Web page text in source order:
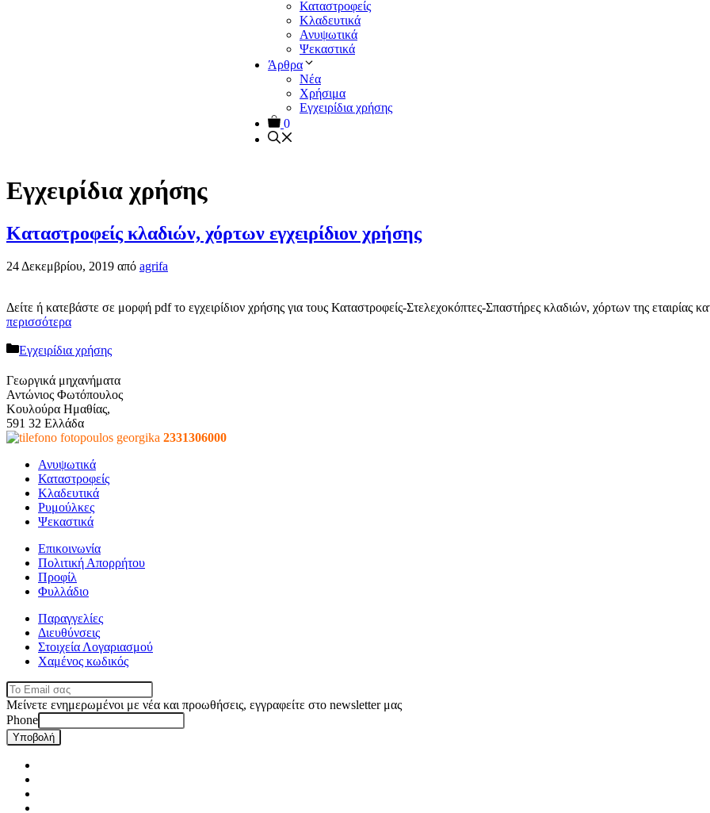
Καταστροφείς
Κλαδευτικά
Ανυψωτικά
Ψεκαστικά
Άρθρα
Νέα
Χρήσιμα
Εγχειρίδια χρήσης
0
Εγχειρίδια χρήσης
Καταστροφείς κλαδιών, χόρτων εγχειρίδιον χρήσης
24 Δεκεμβρίου, 2019 από agrifa
Δείτε ή κατεβάστε σε μορφή pdf το εγχειρίδιον χρήσης για τους Καταστροφείς-Στελεχοκόπτες-Σπαστήρες κλαδιών, χόρτων της
περισσότερα
Κατηγορίες
Εγχειρίδια χρήσης
Γεωργικά μηχανήματα
Αντώνιος Φωτόπουλος
Κουλούρα Ημαθίας,
591 32 Ελλάδα
2331306000
Ανυψωτικά
Καταστροφείς
Κλαδευτικά
Ρυμούλκες
Ψεκαστικά
Επικοινωνία
Πολιτική Απορρήτου
Προφίλ
Φυλλάδιο
Παραγγελίες
Διευθύνσεις
Στοιχεία Λογαριασμού
Χαμένος κωδικός
Μείνετε ενημερωμένοι με νέα και προωθήσεις, εγγραφείτε στο newsletter μας
Phone
Υποβολή